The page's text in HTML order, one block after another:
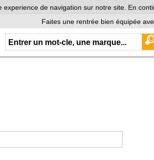
de navigation sur notre site. En
Faites une rentrée bien équipée